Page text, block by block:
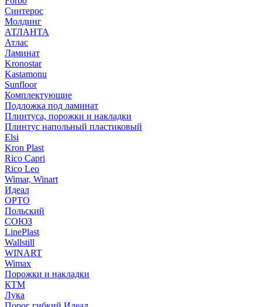
Синтерос
Молдинг
АТЛАНТА
Атлас
Ламинат
Kronostar
Kastamonu
Sunfloor
Комплектующие
Подложка под ламинат
Плинтуса, порожки и накладки
Плинтус напольный пластиковый
Elsi
Kron Plast
Rico Capri
Rico Leo
Wimar, Winart
Идеал
ОРТО
Польский
СОЮЗ
LinePlast
Wallstill
WINART
Wimax
Порожки и накладки
КТМ
Лука